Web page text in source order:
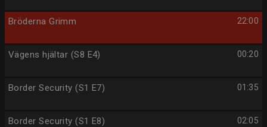
22:00
Bröderna Grimm
00:20
Vägens hjältar (S8 E4)
01:35
Border Security (S1 E7)
02:05
Border Security (S1 E8)